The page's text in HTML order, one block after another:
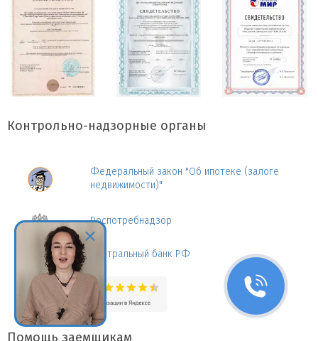
Контрольно-надзорные органы
Федеральный закон "Об ипотеке (залоге
недвижимости)"
Роспотребнадзор
Центральный банк РФ
Помощь заемщикам